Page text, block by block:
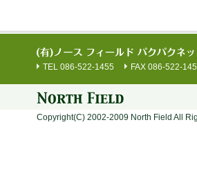
TEL 086-522-1455 FAX 086-522-
Copyright(C) 2002-2009 North Field All